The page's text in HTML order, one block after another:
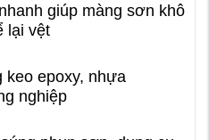
giúp màng sơn khô
lại vệt
keo epoxy, nhựa
nghiệp